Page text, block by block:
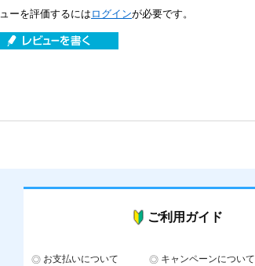
ーを評価するには ログインが必要です。
ご利用ガイド
お支払いについて キャンペーンについて